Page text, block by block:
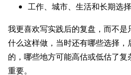
工作、城市、生活和长期选择
我更喜欢写实践后的复盘，而不
什么这样做，当时还有哪些选择
的，哪些地方可能高估或低估了
重要。